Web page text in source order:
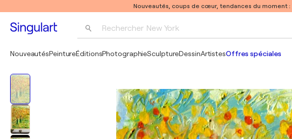
Nouveautés, coups de cœur, tendances du moment :
Rechercher New York
Pablo Picasso
NouveautésPeintureÉditionsPhotographieSculptureDessinArtistesOffres spéciales